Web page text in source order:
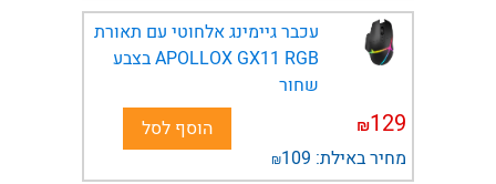
עכבר גיימינג אלחוטי עם תאורת
APOLLOX GX11 RGB בצבע
שחור
129
₪
מחיר באילת: 109
₪
הוסף לסל